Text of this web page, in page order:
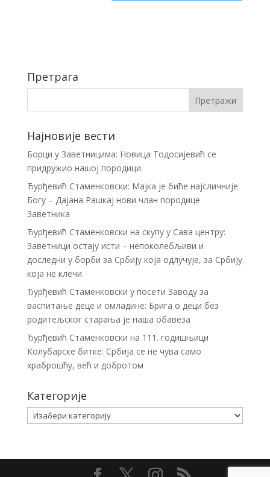
Претрага
Најновије вести
Борци у Заветницима: Новица Тодосијевић се
придружио нашој породици
Ђурђевић Стаменковски: Мајка је биће најсличније
Богу – Дајана Рашкај нови члан породице
Заветника
Ђурђевић Стаменковски на скупу у Сава центру:
Заветници остају исти – непоколебљиви и
доследни у борби за Србију која одлучује, за Србију
која не клечи
Ђурђевић Стаменковски у посети Заводу за
васпитање деце и омладине: Брига о деци без
родитељског старања је наша обавеза
Ђурђевић Стаменковски на 111. годишњици
Колубарске битке: Србија се не чува само
храброшћу, већ и добротом
Категорије
Категорије